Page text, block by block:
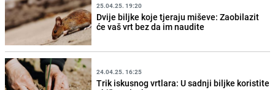
25.04.25. 19:20
Dvije biljke koje tjeraju miševe: Zaobilazit
će vaš vrt bez da im naudite
24.04.25. 16:25
Trik iskusnog vrtlara: U sadnji biljke koristite